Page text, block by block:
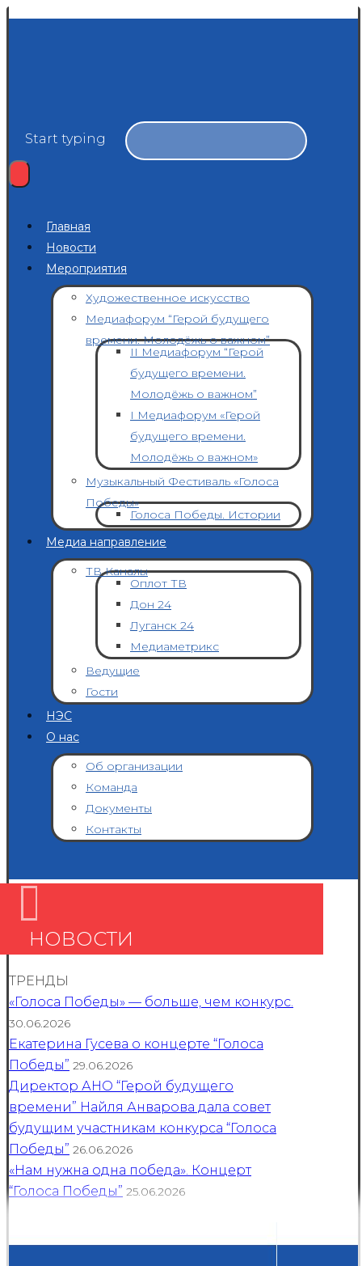
Start typing
Главная
Новости
Мероприятия
Художественное искусство
Медиафорум “Герой будущего
времени. Молодёжь о важном”
II Медиафорум “Герой
будущего времени.
Молодёжь о важном”
I Медиафорум «Герой
будущего времени.
Молодёжь о важном»
Музыкальный Фестиваль «Голоса
Победы»
Голоса Победы. Истории
Медиа направление
ТВ Каналы
Оплот ТВ
Дон 24
Луганск 24
Медиаметрикс
Ведущие
Гости
НЭС
О нас
Об организации
Команда
Документы
Контакты
НОВОСТИ
ТРЕНДЫ
«Голоса Победы» — больше, чем конкурс.
30.06.2026
Екатерина Гусева о концерте “Голоса
Победы” 29.06.2026
Директор АНО “Герой будущего
времени” Найля Анварова дала совет
будущим участникам конкурса “Голоса
Победы” 26.06.2026
«Нам нужна одна победа». Концерт
“Голоса Победы” 25.06.2026